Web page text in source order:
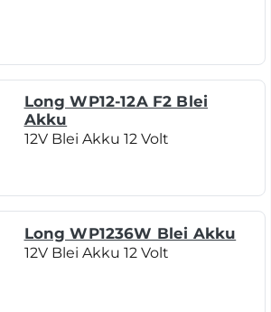
Long WP12-12A F2 Blei
Akku
12V Blei Akku 12 Volt
Long WP1236W Blei Akku
12V Blei Akku 12 Volt